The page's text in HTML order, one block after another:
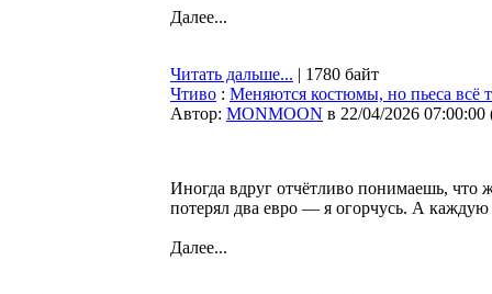
Далее...
Читать дальше... | 1780 байт
Чтиво : Меняются костюмы, но пьеса всё
Автор: MONMOON в 22/04/2026 07:00:00
Иногда вдруг отчётливо понимаешь,
потерял два евро — я огорчусь. А
Далее...